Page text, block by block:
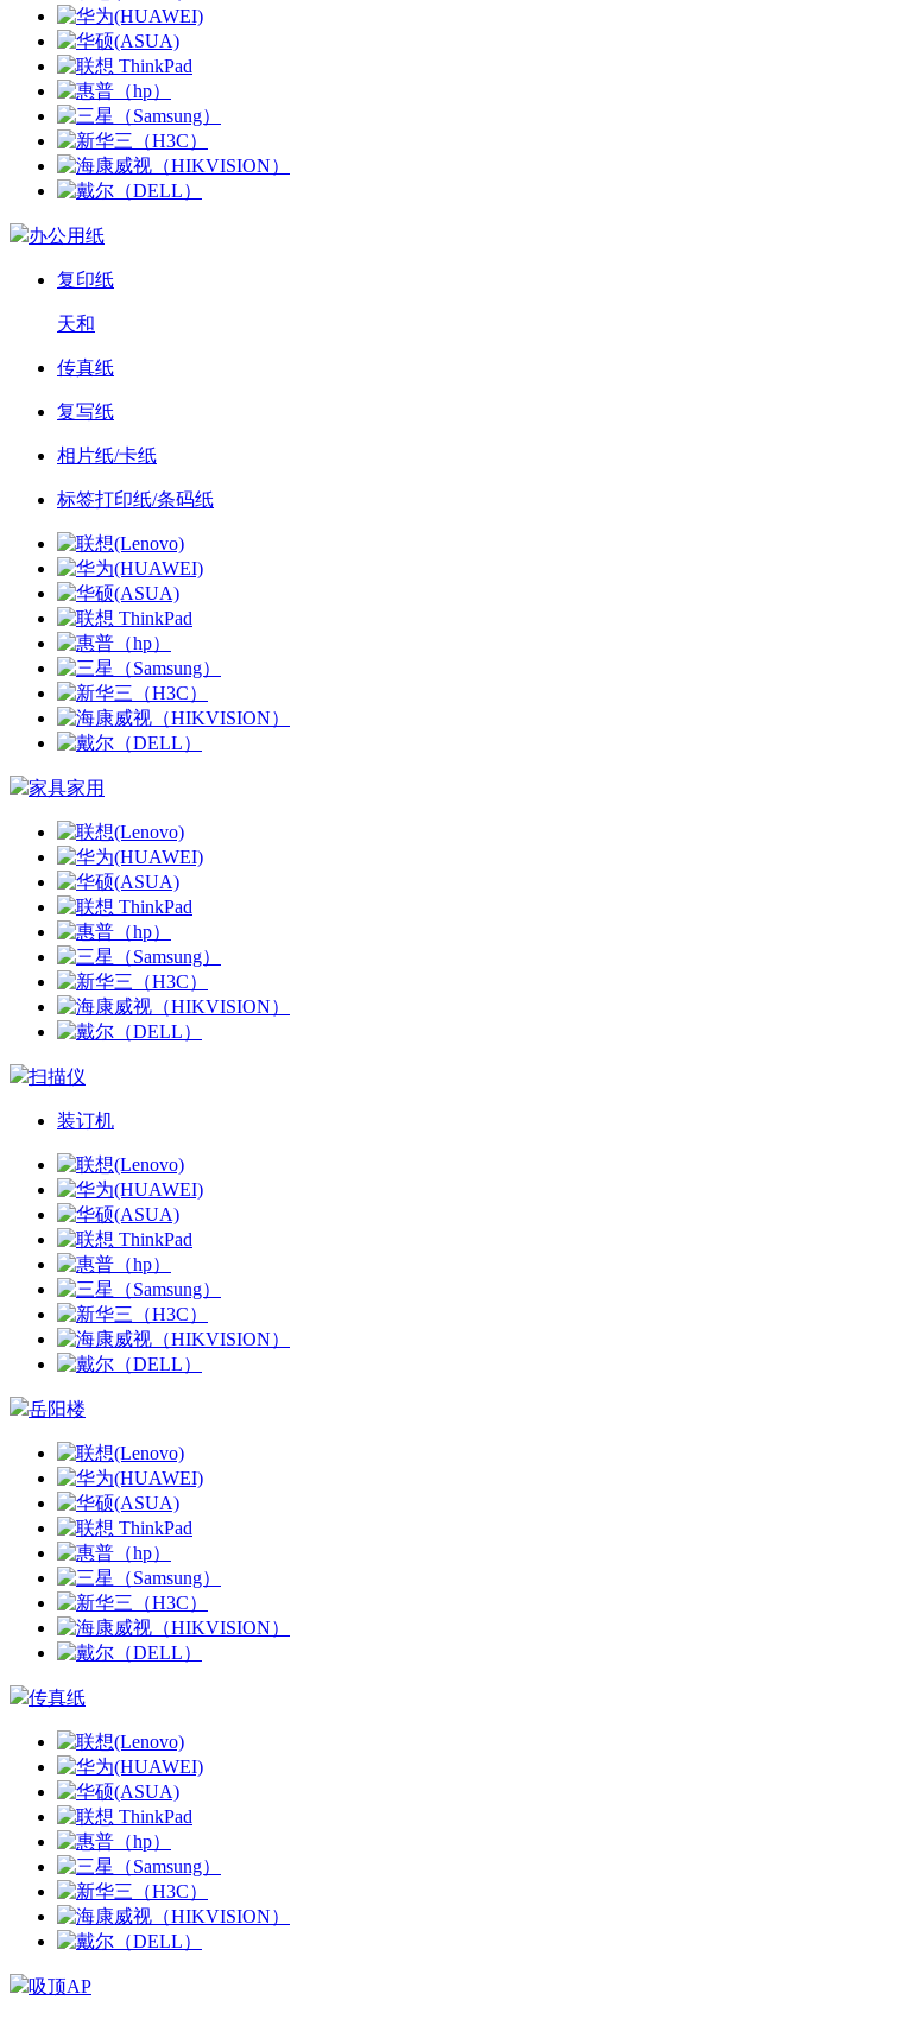
办公用纸
复印纸
天和
传真纸
复写纸
相片纸/卡纸
标签打印纸/条码纸
家具家用
扫描仪
装订机
岳阳楼
传真纸
吸顶AP